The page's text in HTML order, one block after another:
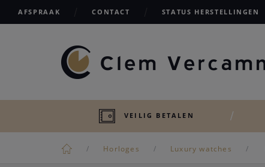
AFSPRAAK CONTACT STATUS HERSTELLINGEN
VEILIG BETALEN
Horloges Luxury watches